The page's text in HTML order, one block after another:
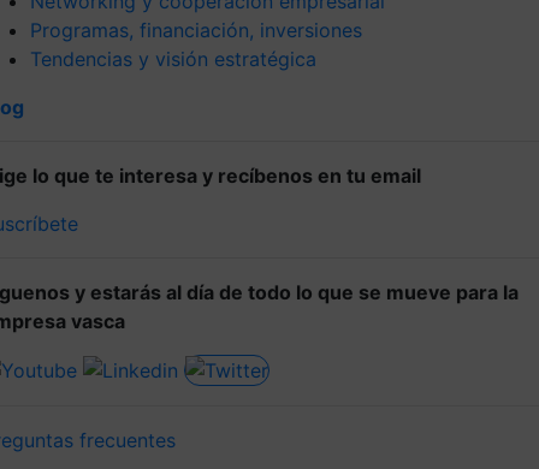
Programas, financiación, inversiones
Tendencias y visión estratégica
lo que te interesa y recíbenos en tu email
y estarás al día de todo lo que se mueve para la
vasca
frecuentes